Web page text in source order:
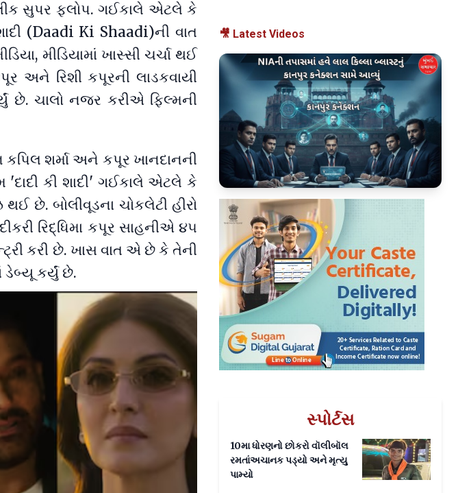
સુપર ફ્લોપ. ગઈકાલે એટલે કે
(Daadi Ki Shaadi)ની વાત
મીડિયામાં ખાસ્સી ચર્ચા થઈ
અને રિશી કપૂરની લાડકવાયી
છે. ચાલો નજર કરીએ ફિલ્મની
શર્મા અને કપૂર ખાનદાનની
'દાદી કી શાદી' ગઈકાલે એટલે કે
થઈ છે. બોલીવૂડના ચોકલેટી હીરો
રિદ્ધિમા કપૂર સાહનીએ ૪૫
કરી છે. ખાસ વાત એ છે કે તેની
કર્યું છે.
🎥 Latest Videos
▶
સ્પોર્ટસ
10મા ધોરણનો છોકરો વૉલીબૉલ
રમતાંઅચાનક પડ્યો અને મૃત્યુ
પામ્યો